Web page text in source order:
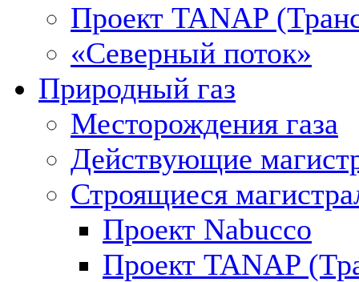
Проект TANAP
«Северный поток»
Природный газ
Месторождения газа
Действующие
Строящиеся
Проект Nabucco
Проект TANAP